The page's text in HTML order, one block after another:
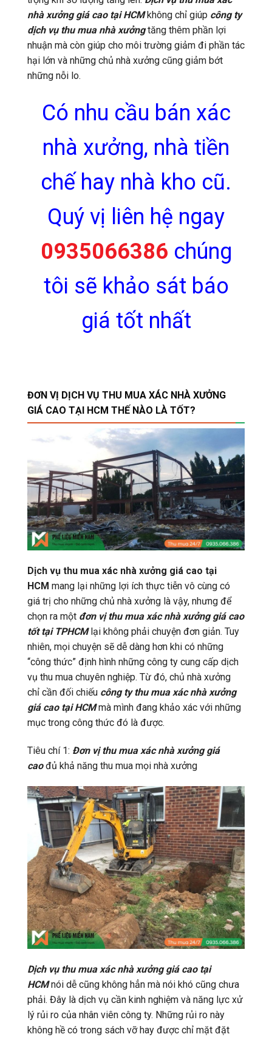
nhà xưởng giá cao tại HCMkhông chỉ giúp công ty
dịch vụ thu mua nhà xưởngtăng thêm phần lợi
nhuận mà còn giúp cho môi trường giảm đi phần tác
hại lớn và những chủ nhà xưởng cũng giảm bớt
những nỗi lo.
Có nhu cầu bán xác
nhà xưởng, nhà tiền
chế hay nhà kho cũ.
Quý vị liên hệ ngay
0935066386 chúng
tôi sẽ khảo sát báo
giá tốt nhất
ĐƠN VỊ DỊCH VỤ THU MUA XÁC NHÀ XƯỞNG
GIÁ CAO TẠI HCM THẾ NÀO LÀ TỐT?
Dịch vụ thu mua xác nhà xưởng giá cao tại
HCM mang lại những lợi ích thực tiễn vô cùng có
giá trị cho những chủ nhà xưởng là vậy, nhưng để
chọn ra một đơn vị thu mua xác nhà xưởng giá cao
tốt tại TPHCMlại không phải chuyện đơn giản. Tuy
nhiên, mọi chuyện sẽ dễ dàng hơn khi có những
“công thức” định hình những công ty cung cấp dịch
vụ thu mua chuyên nghiệp. Từ đó, chủ nhà xưởng
chỉ cần đối chiếu công ty thu mua xác nhà xưởng
giá cao tại HCMmà mình đang khảo xác với những
mục trong công thức đó là được.
Tiêu chí 1: Đơn vị thu mua xác nhà xưởng giá
caođủ khả năng thu mua mọi nhà xưởng
Dịch vụ thu mua xác nhà xưởng giá cao tại
HCMnói dễ cũng không hẳn mà nói khó cũng chưa
phải. Đây là dịch vụ cần kinh nghiệm và năng lực xử
lý rủi ro của nhân viên công ty. Những rủi ro này
không hề có trong sách vỡ hay được chỉ mặt đặt